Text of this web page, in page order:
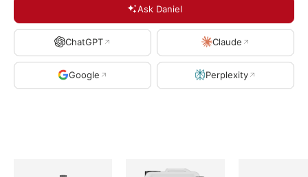
Ask Daniel
ChatGPT Claude
Google Perplexity